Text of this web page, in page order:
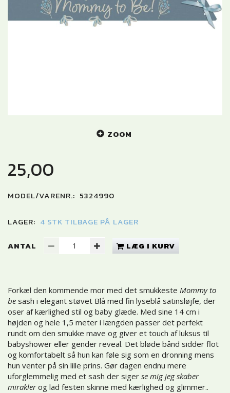
ZOOM
25,00
MODEL/VARENR.: 5324990
LAGER: 4 STK TILBAGE PÅ LAGER
ANTAL LÆG I KURV
Forkæl den kommende mor med det smukkeste Mommy to
be sash i elegant støvet Blå med fin lyseblå satinsløjfe, der
oser af kærlighed stil og baby glæde. Med sine 14 cm i
højden og hele 1,5 meter i længden passer det perfekt
rundt om den smukke mave og giver et touch af luksus til
babyshower eller gender reveal. Det bløde bånd sidder flot
og komfortabelt så hun kan føle sig som en dronning mens
hun venter på sin lille prins. Gør dagen endnu mere
uforglemmelig med et sash der siger se mig jeg skaber
miraklerog lad festen skinne med kærlighed og glimmer..